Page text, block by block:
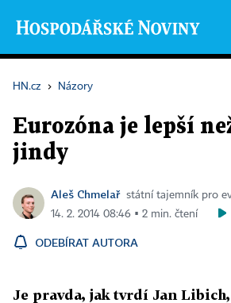
HN.cz › Názory
Eurozóna je lepší
jindy
Aleš Chmelař státní tajemník pro
14. 2. 2014 08:46 ▪ 2 min. čtení
ODEBÍRAT AUTORA
Je pravda, jak tvrdí Jan